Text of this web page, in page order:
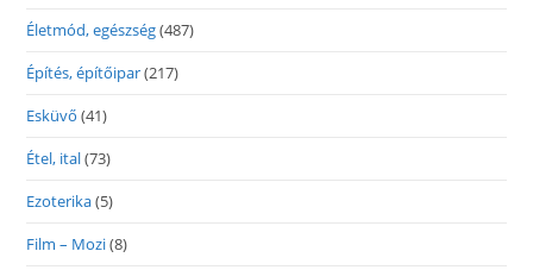
Életmód, egészség(487)
Építés, építőipar(217)
Esküvő (41)
Étel, ital(73)
Ezoterika(5)
Film – Mozi(8)